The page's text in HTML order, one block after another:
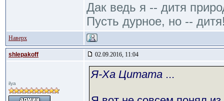
Дак ведь я -- дитя
Пусть дурное, но --
Наверх
shlepakoff 02.09.2016, 11:04
ilya
Я-Ха Цитата ...